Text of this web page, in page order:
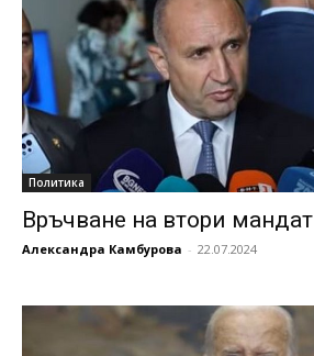
Политика
Връчване на втори мандат
Александра Камбурова - 22.07.2024